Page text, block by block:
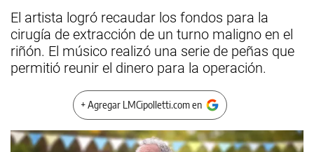
El artista logró recaudar los fondos para la
cirugía de extracción de un turno maligno en el
riñón. El músico realizó una serie de peñas que
permitió reunir el dinero para la operación.
+ Agregar LMCipolletti.com en